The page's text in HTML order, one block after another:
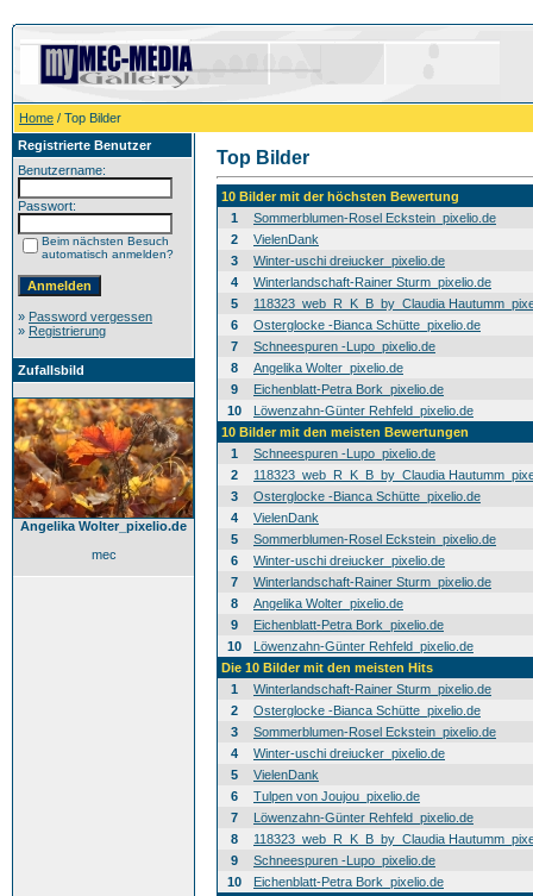
Home / Top Bilder
Registrierte Benutzer
Benutzername:
Passwort:
Beim nächsten Besuch
automatisch anmelden?
» Password vergessen
» Registrierung
Zufallsbild
Angelika Wolter_pixelio.de
mec
Top Bilder
10 Bilder mit der höchsten Bewertung
1
Sommerblumen-Rosel Eckstein_pixelio.de
2
VielenDank
3
Winter-uschi dreiucker_pixelio.de
4
Winterlandschaft-Rainer Sturm_pixelio.de
5
118323_web_R_K_B_by_Claudia
6
Osterglocke -Bianca Schütte_pixelio.de
7
Schneespuren -Lupo_pixelio.de
8
Angelika Wolter_pixelio.de
9
Eichenblatt-Petra Bork_pixelio.de
10
Löwenzahn-Günter Rehfeld_pixelio.de
10 Bilder mit den meisten Bewertungen
1
Schneespuren -Lupo_pixelio.de
2
118323_web_R_K_B_by_Claudia
3
Osterglocke -Bianca Schütte_pixelio.de
4
VielenDank
5
Sommerblumen-Rosel Eckstein_pixelio.de
6
Winter-uschi dreiucker_pixelio.de
7
Winterlandschaft-Rainer Sturm_pixelio.de
8
Angelika Wolter_pixelio.de
9
Eichenblatt-Petra Bork_pixelio.de
10
Löwenzahn-Günter Rehfeld_pixelio.de
Die 10 Bilder mit den meisten Hits
1
Winterlandschaft-Rainer Sturm_pixelio.de
2
Osterglocke -Bianca Schütte_pixelio.de
3
Sommerblumen-Rosel Eckstein_pixelio.de
4
Winter-uschi dreiucker_pixelio.de
5
VielenDank
6
Tulpen von Joujou_pixelio.de
7
Löwenzahn-Günter Rehfeld_pixelio.de
8
118323_web_R_K_B_by_Claudia
9
Schneespuren -Lupo_pixelio.de
10
Eichenblatt-Petra Bork_pixelio.de